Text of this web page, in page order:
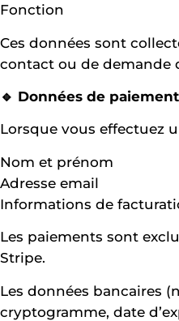
Fonction
Ces données sont
contact ou de demande
🔹 Données de paiement
Lorsque vous effectuez
Nom et prénom
Adresse email
Informations de
Les paiements sont
Stripe.
Les données bancaires
cryptogramme, date